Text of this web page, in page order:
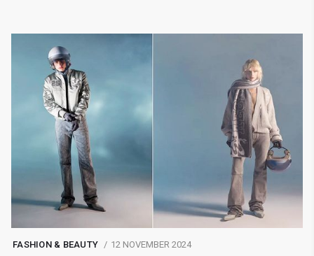
FASHION & BEAUTY 12 NOVEMBER 2024